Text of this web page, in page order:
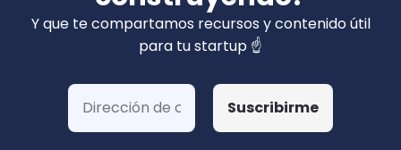
privados). Hemos ganado más de 15 fondos
de Corfo y 3 Startups Chile, además de otras
postulaciones o convocatorias.
Y que te compartamos recursos y contenido útil
para tu startup ☝️